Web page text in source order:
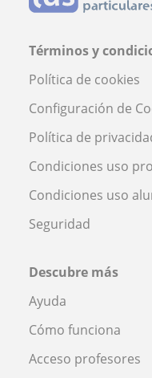
Términos y
Política de cookies
Configuración de
Política de
Condiciones uso
Condiciones uso
Seguridad
Descubre más
Ayuda
Cómo funciona
Acceso profesores